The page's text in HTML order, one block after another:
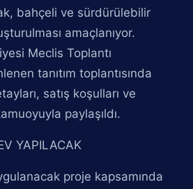
bahçeli ve sürdürülebilir
amaçlanıyor.
Meclis Toplantı
tanıtım toplantısında
satış koşulları ve
paylaşıldı.
YAPILACAK
proje kapsamında